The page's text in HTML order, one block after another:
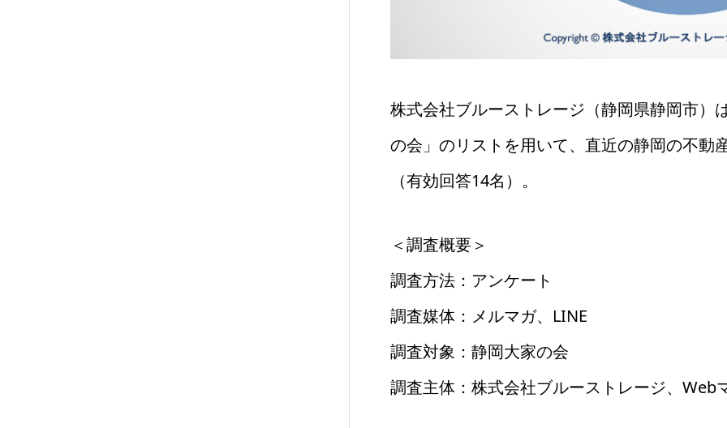
株式会社ブルーストレージ（静岡県静岡市）
の会」のリストを用いて、直近の静岡の不動
（有効回答14名）。
＜調査概要＞
調査方法：アンケート
調査媒体：メルマガ、LINE
調査対象：静岡大家の会
調査主体：株式会社ブルーストレージ、Web